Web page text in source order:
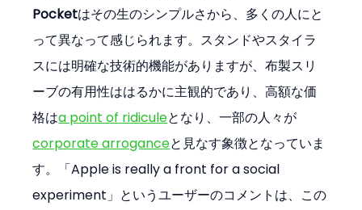
Pocketはその生のシンプルさから、多くの人にと
って異なって感じられます。スタンドやスタイラ
スには明確な技術的機能がありますが、布製スリ
ーブの有用性ははるかに主観的であり、高額な価
格はa point of ridiculeとなり、一部の人々が
corporate arroganceと見なす象徴となっていま
す。「Apple is really a front for a social
experiment」というユーザーのコメントは、この